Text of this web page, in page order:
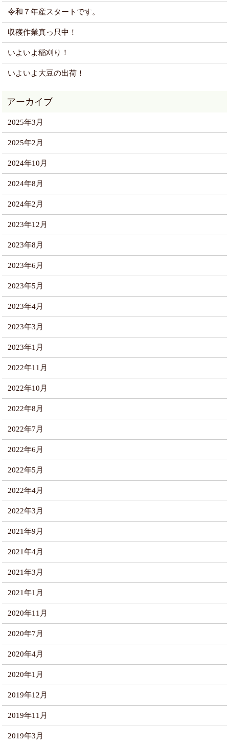
令和７年産スタートです。
収穫作業真っ只中！
いよいよ稲刈り！
いよいよ大豆の出荷！
2025年3月
2025年2月
2024年10月
2024年8月
2024年2月
2023年12月
2023年8月
2023年6月
2023年5月
2023年4月
2023年3月
2023年1月
2022年11月
2022年10月
2022年8月
2022年7月
2022年6月
2022年5月
2022年4月
2022年3月
2021年9月
2021年4月
2021年3月
2021年1月
2020年11月
2020年7月
2020年4月
2020年1月
2019年12月
2019年11月
2019年3月